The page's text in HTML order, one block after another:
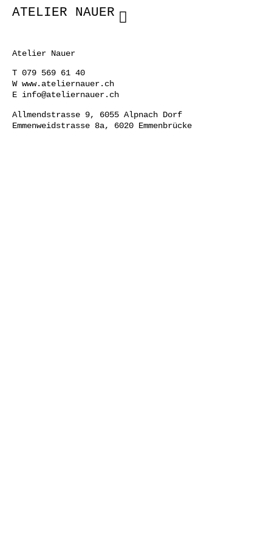
ATELIER NAUER
Atelier Nauer
T 079 569 61 40
W www.ateliernauer.ch
E info@ateliernauer.ch
Allmendstrasse 9, 6055 Alpnach Dorf
Emmenweidstrasse 8a, 6020 Emmenbrücke